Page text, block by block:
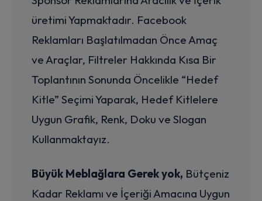
üretimi Yapmaktadır. Facebook
Reklamları Başlatılmadan Önce Amaç
ve Araçlar, Filtreler Hakkında Kısa Bir
Toplantının Sonunda Öncelikle “Hedef
Kitle” Seçimi Yaparak, Hedef Kitlelere
Uygun Grafik, Renk, Doku ve Slogan
Kullanmaktayız.
Büyük Meblağlara Gerek yok, Bütçeniz
Kadar Reklamı ve İçeriği Amacına Uygun